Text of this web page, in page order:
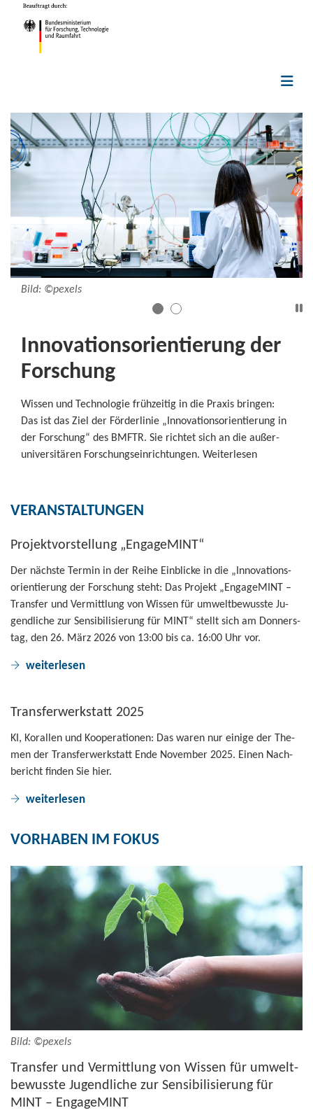
Bild: ©pe­xels
In­no­va­ti­ons­ori­en­tie­rung der
For­schung
Wis­sen und Tech­no­lo­gie früh­zei­tig in die Pra­xis brin­gen:
Das ist das Ziel der För­der­li­nie „In­no­va­ti­ons­ori­en­tie­rung in
der For­schung“ des BMFTR. Sie rich­tet sich an die au­ßer­
uni­ver­si­tä­ren For­schungs­ein­rich­tun­gen. Wei­ter­le­sen
VER­AN­STAL­TUN­GEN
Pro­jekt­vor­stel­lung „En­ga­ge­MINT“
Der nächs­te Ter­min in der Reihe Ein­bli­cke in die „In­no­va­ti­ons­
ori­en­tie­rung der For­schung steht: Das Pro­jekt „En­ga­ge­MINT –
Trans­fer und Ver­mitt­lung von Wis­sen für um­welt­be­wuss­te Ju­
gend­li­che zur Sen­si­bi­li­sie­rung für MINT“ stellt sich am Don­ners­
tag, den 26. März 2026 von 13:00 bis ca. 16:00 Uhr vor.
wei­ter­le­sen
Trans­fer­werk­statt 2025
KI, Ko­ral­len und Ko­ope­ra­tio­nen: Das waren nur ei­ni­ge der The­
men der Trans­fer­werk­statt Ende No­vem­ber 2025. Einen Nach­
be­richt fin­den Sie hier.
wei­ter­le­sen
VOR­HA­BEN IM FOKUS
Bild: ©pe­xels
Trans­fer und Ver­mitt­lung von Wis­sen für um­welt­
be­wuss­te Ju­gend­li­che zur Sen­si­bi­li­sie­rung für
MINT – En­ga­ge­MINT